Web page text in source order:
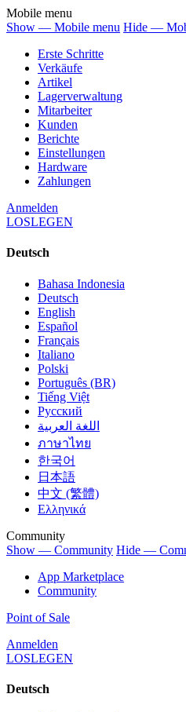
Mobile menu
Show — Mobile menu Hide —
Erste Schritte
Verkäufe
Artikel
Lagerverwaltung
Mitarbeiter
Kunden
Berichte
Einstellungen
Hardware
Zahlungen
Anmelden
LOSLEGEN
Deutsch
Bahasa Indonesia
Deutsch
English
Español
Français
Italiano
Polski
Português (BR)
Tiếng Việt
Русский
اللغة العربية
ภาษาไทย
한국어
日本語
中文 (繁體)
Ελληνικά
Community
Show — Community Hide —
App Marketplace
Community
Point of Sale
Anmelden
LOSLEGEN
Deutsch